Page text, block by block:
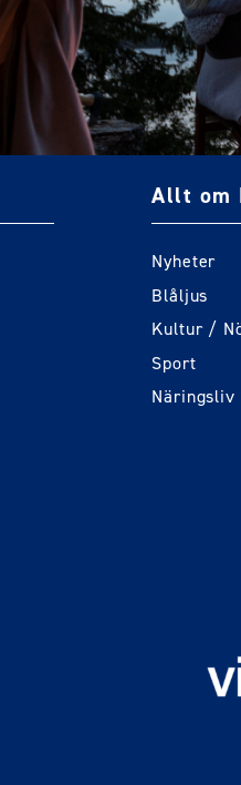
Allt om
Nyheter
Blåljus
Kultur /
Sport
Näringsliv